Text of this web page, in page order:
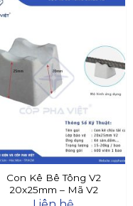
Con Kê Bê Tông V2
20x25mm – Mã V2